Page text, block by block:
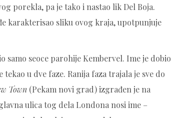
porekla, pa je tako i nastao lik Del Boja.
karakterisao sliku ovog kraja, upotpunjuje
samo seoce parohije Kembervel. Ime je dobio
u dve faze. Ranija faza trajala je sve do
Town (Pekam novi grad) izgrađen je na
ulica tog dela Londona nosi ime –